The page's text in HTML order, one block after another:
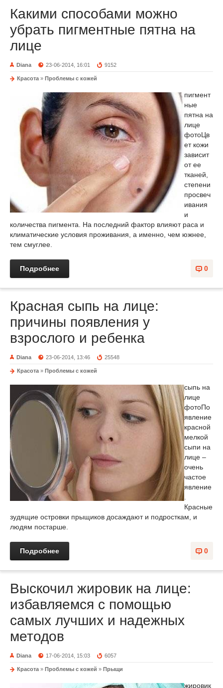
Какими способами можно
убрать пигментные пятна на
лице
Diana 23-06-2014, 16:01 9152
Красота » Проблемы с кожей
пигмент
ные
пятна на
лице
фотоЦв
ет кожи
зависит
от ее
тканей,
степени
просвеч
ивания
и
количества пигмента. На последний фактор влияют раса и
климатические условия проживания, а именно, чем южнее,
тем смуглее.
0
Подробнее
Красная сыпь на лице:
причины появления у
взрослого и ребенка
Diana 23-06-2014, 13:46 25548
Красота » Проблемы с кожей
сыпь на
лице
фотоПо
явление
красной
мелкой
сыпи на
лице –
очень
частое
явление
Красные
зудящие островки прыщиков досаждают и подросткам, и
людям постарше.
0
Подробнее
Выскочил жировик на лице:
избавляемся с помощью
самых лучших и надежных
методов
Diana 17-06-2014, 15:03 6057
Красота » Проблемы с кожей » Прыщи
жировик